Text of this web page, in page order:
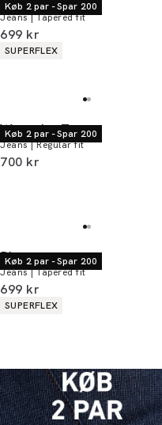
Køb 2 par - Spar 200
Jeans | Tapered fit
I alt (inkl. rabat)
699 kr
Produkt egenskaber
SUPERFLEX
Køb 2 par - Spar 200
Wrangler Texas
Jeans | Regular fit
I alt (inkl. rabat)
700 kr
Køb 2 par - Spar 200
Bison
Jeans | Tapered fit
I alt (inkl. rabat)
699 kr
Produkt egenskaber
SUPERFLEX